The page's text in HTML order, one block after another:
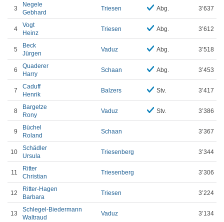
3
Negele
Gebhard
Triesen Abg. 3’637
4
Vogt
Heinz
Triesen Abg. 3’612
5
Beck
Jürgen
Vaduz Abg. 3’518
6
Quaderer
Harry
Schaan Abg. 3’453
7
Caduff
Henrik
Balzers Stv. 3’417
8
Bargetze
Rony
Vaduz Stv. 3’386
9
Büchel
Roland
Schaan 3’367
10
Schädler
Ursula
Triesenberg 3’344
11
Ritter
Christian
Triesenberg 3’306
12
Ritter-Hagen
Barbara
Triesen 3’224
13
Schlegel-Biedermann
Waltraud
Vaduz 3’134